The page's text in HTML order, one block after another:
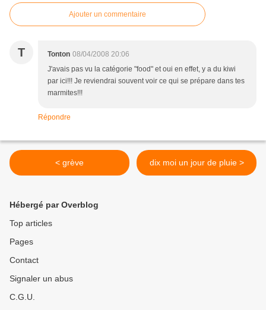
Ajouter un commentaire
T Tonton 08/04/2008 20:06
J'avais pas vu la catégorie "food" et oui en effet, y a du kiwi
par ici!!! Je reviendrai souvent voir ce qui se prépare dans tes
marmites!!!
Répondre
< grève dix moi un jour de pluie >
Hébergé par Overblog
Top articles
Pages
Contact
Signaler un abus
C.G.U.